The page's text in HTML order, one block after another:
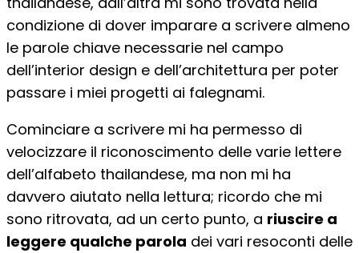
condizione di dover imparare a scrivere almeno
le parole chiave necessarie nel campo
dell’interior design e dell’architettura per poter
passare i miei progetti ai falegnami.
Cominciare a scrivere mi ha permesso di
velocizzare il riconoscimento delle varie lettere
dell’alfabeto thailandese, ma non mi ha
davvero aiutato nella lettura; ricordo che mi
sono ritrovata, ad un certo punto, a riuscire a
leggere qualche parola dei vari resoconti delle